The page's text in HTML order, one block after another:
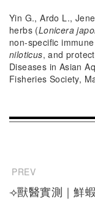
Yin G., Ardo L.,
herbs (Lonicera
non-specific
niloticus, and
Diseases in Asian
Fisheries Society,
PREV
⟢獸醫實測｜鮮